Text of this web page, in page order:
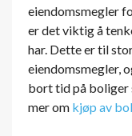
eiendomsmegler
er det viktig å
har. Dette er til
eiendomsmegler,
bort tid på boliger
mer om kjøp av